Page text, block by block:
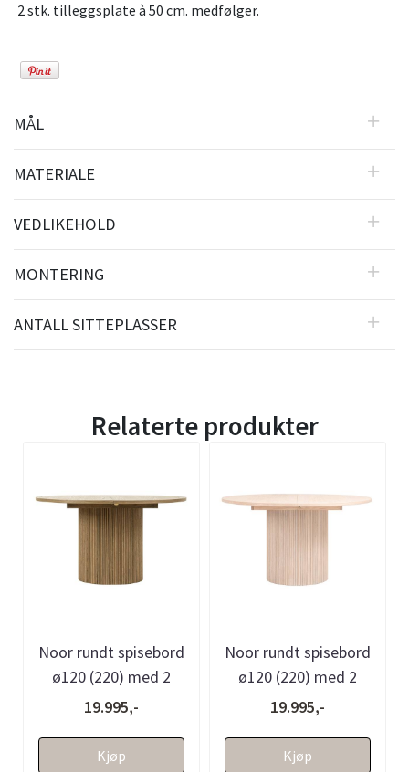
2 stk. tilleggsplate à 50 cm. medfølger.
MÅL
MATERIALE
VEDLIKEHOLD
MONTERING
ANTALL SITTEPLASSER
Relaterte produkter
Noor rundt spisebord
ø120 (220) med 2
tilleggsplater (gråoljet
19.995,-
Kjøp
Noor rundt spisebord
ø120 (220) med 2
tilleggsplater
19.995,-
Kjøp